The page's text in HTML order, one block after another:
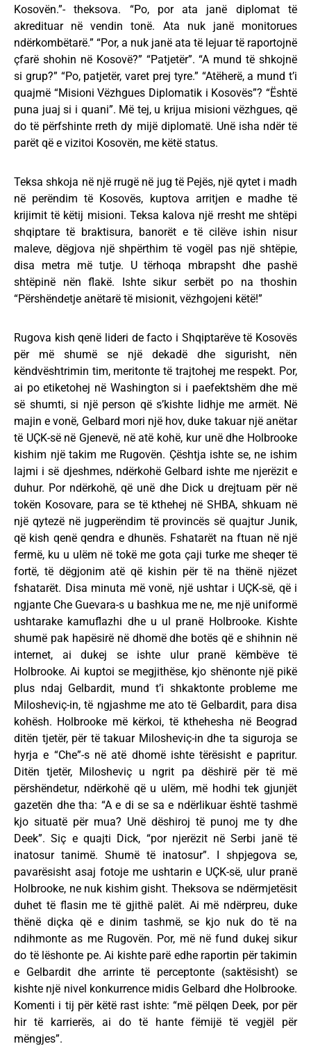
Kosovën.”- theksova. “Po, por ata janë diplomat të
akredituar në vendin tonë. Ata nuk janë monitorues
ndërkombëtarë.” “Por, a nuk janë ata të lejuar të raportojnë
çfarë shohin në Kosovë?” “Patjetër”. “A mund të shkojnë
si grup?” “Po, patjetër, varet prej tyre.” “Atëherë, a mund t’i
quajmë “Misioni Vëzhgues Diplomatik i Kosovës”? “Është
puna juaj si i quani”. Më tej, u krijua misioni vëzhgues, që
do të përfshinte rreth dy mijë diplomatë. Unë isha ndër të
parët që e vizitoi Kosovën, me këtë status.
Teksa shkoja në një rrugë në jug të Pejës, një qytet i madh
në perëndim të Kosovës, kuptova arritjen e madhe të
krijimit të këtij misioni. Teksa kalova një rresht me shtëpi
shqiptare të braktisura, banorët e të cilëve ishin nisur
maleve, dëgjova një shpërthim të vogël pas një shtëpie,
disa metra më tutje. U tërhoqa mbrapsht dhe pashë
shtëpinë nën flakë. Ishte sikur serbët po na thoshin
“Përshëndetje anëtarë të misionit, vëzhgojeni këtë!”
Rugova kish qenë lideri de facto i Shqiptarëve të Kosovës
për më shumë se një dekadë dhe sigurisht, nën
këndvështrimin tim, meritonte të trajtohej me respekt. Por,
ai po etiketohej në Washington si i paefektshëm dhe më
së shumti, si një person që s’kishte lidhje me armët. Në
majin e vonë, Gelbard mori një hov, duke takuar një anëtar
të UÇK-së në Gjenevë, në atë kohë, kur unë dhe Holbrooke
kishim një takim me Rugovën. Çështja ishte se, ne ishim
lajmi i së djeshmes, ndërkohë Gelbard ishte me njerëzit e
duhur. Por ndërkohë, që unë dhe Dick u drejtuam për në
tokën Kosovare, para se të kthehej në SHBA, shkuam në
një qytezë në jugperëndim të provincës së quajtur Junik,
që kish qenë qendra e dhunës. Fshatarët na ftuan në një
fermë, ku u ulëm në tokë me gota çaji turke me sheqer të
fortë, të dëgjonim atë që kishin për të na thënë njëzet
fshatarët. Disa minuta më vonë, një ushtar i UÇK-së, që i
ngjante Che Guevara-s u bashkua me ne, me një uniformë
ushtarake kamuflazhi dhe u ul pranë Holbrooke. Kishte
shumë pak hapësirë në dhomë dhe botës që e shihnin në
internet, ai dukej se ishte ulur pranë këmbëve të
Holbrooke. Ai kuptoi se megjithëse, kjo shënonte një pikë
plus ndaj Gelbardit, mund t’i shkaktonte probleme me
Milosheviç-in, të ngjashme me ato të Gelbardit, para disa
kohësh. Holbrooke më kërkoi, të kthehesha në Beograd
ditën tjetër, për të takuar Milosheviç-in dhe ta siguroja se
hyrja e “Che”-s në atë dhomë ishte tërësisht e papritur.
Ditën tjetër, Milosheviç u ngrit pa dëshirë për të më
përshëndetur, ndërkohë që u ulëm, më hodhi tek gjunjët
gazetën dhe tha: “A e di se sa e ndërlikuar është tashmë
kjo situatë për mua? Unë dëshiroj të punoj me ty dhe
Deek”. Siç e quajti Dick, “por njerëzit në Serbi janë të
inatosur tanimë. Shumë të inatosur”. I shpjegova se,
pavarësisht asaj fotoje me ushtarin e UÇK-së, ulur pranë
Holbrooke, ne nuk kishim gisht. Theksova se ndërmjetësit
duhet të flasin me të gjithë palët. Ai më ndërpreu, duke
thënë diçka që e dinim tashmë, se kjo nuk do të na
ndihmonte as me Rugovën. Por, më në fund dukej sikur
do të lëshonte pe. Ai kishte parë edhe raportin për takimin
e Gelbardit dhe arrinte të perceptonte (saktësisht) se
kishte një nivel konkurrence midis Gelbard dhe Holbrooke.
Komenti i tij për këtë rast ishte: “më pëlqen Deek, por për
hir të karrierës, ai do të hante fëmijë të vegjël për
mëngjes”.